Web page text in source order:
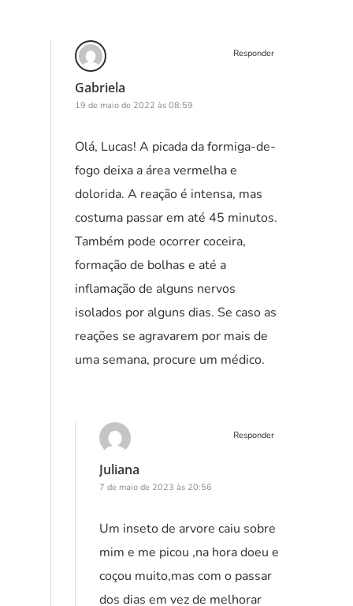
Gabriela
19 de maio de 2022 às 08:59
Olá, Lucas! A picada da formiga-de-
fogo deixa a área vermelha e
dolorida. A reação é intensa, mas
costuma passar em até 45 minutos.
Também pode ocorrer coceira,
formação de bolhas e até a
inflamação de alguns nervos
isolados por alguns dias. Se caso as
reações se agravarem por mais de
uma semana, procure um médico.
Responder
Juliana
7 de maio de 2023 às 20:56
Um inseto de arvore caiu sobre
mim e me picou ,na hora doeu e
coçou muito,mas com o passar
dos dias em vez de melhorar
Responder